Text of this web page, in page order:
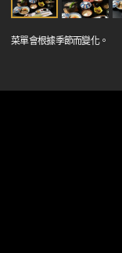
菜單會根據季節而變化。